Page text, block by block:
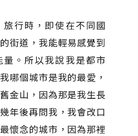
行時，即使在不同國
街道，我能輕易感覺到
。所以我說我是都市
哪個城市是我的最愛，
金山，因為那是我生長
年後再問我，我會改口
懷念的城市，因為那裡